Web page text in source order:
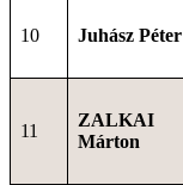
10 Juhász Péter
11
ZALKAI
Márton